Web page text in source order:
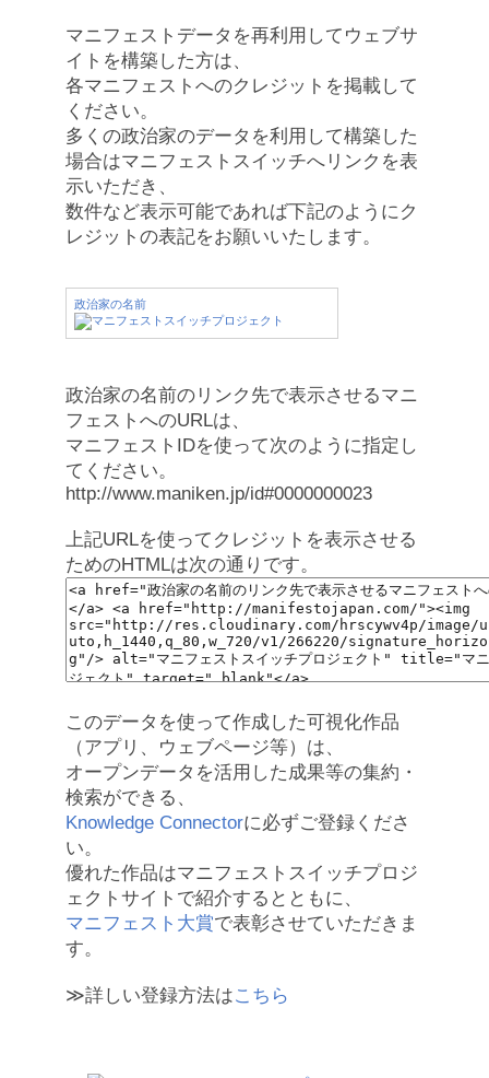
マニフェストデータを再利用してウェブサ
イトを構築した方は、
各マニフェストへのクレジットを掲載して
ください。
多くの政治家のデータを利用して構築した
場合はマニフェストスイッチへリンクを表
示いただき、
数件など表示可能であれば下記のようにク
レジットの表記をお願いいたします。
政治家の名前
政治家の名前のリンク先で表示させるマニ
フェストへのURLは、
マニフェストIDを使って次のように指定し
てください。
http://www.maniken.jp/id#0000000023
上記URLを使ってクレジットを表示させる
ためのHTMLは次の通りです。
このデータを使って作成した可視化作品
（アプリ、ウェブページ等）は、
オープンデータを活用した成果等の集約・
検索ができる、
Knowledge Connectorに必ずご登録くださ
い。
優れた作品はマニフェストスイッチプロジ
ェクトサイトで紹介するとともに、
マニフェスト大賞で表彰させていただきま
す。
≫詳しい登録方法はこちら